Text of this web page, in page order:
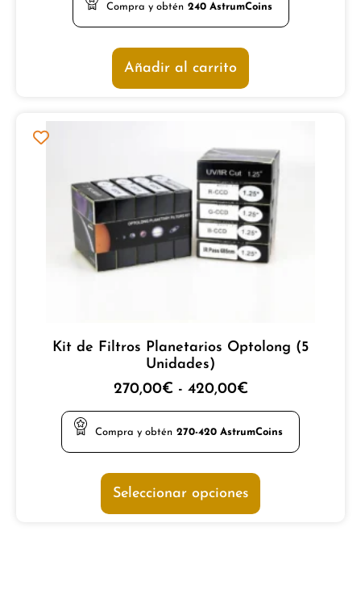
Compra y obtén 240AstrumCoins
Añadir al carrito
Kit de Filtros Planetarios Optolong (5
Unidades)
270,00€ - 420,00€
Compra y obtén 270-420 AstrumCoins
Seleccionar opciones